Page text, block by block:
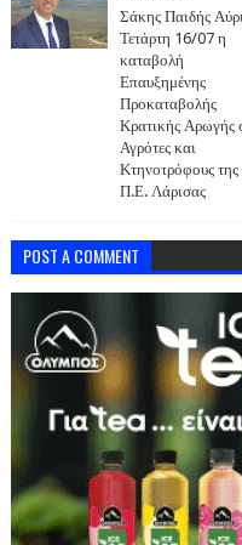
Σάκης Παιδής
Τετάρτη 16/07 η
καταβολή
Επαυξημένης
Προκαταβολής
Κρατικής Αρωγής
Αγρότες και
Κτηνοτρόφους της
Π.Ε. Λάρισας
POST A COMMENT